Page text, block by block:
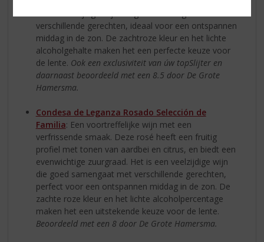
verschillende gerechten, ideaal voor een ontspannen
middag in de zon. De zachtroze kleur en het lichte
alcoholgehalte maken het een perfecte keuze voor
de lente. Ook een exclusiviteit van úw topSlijter en
daarnaast beoordeeld met een 8.5 door De Grote
Hamersma.
Condesa de Leganza Rosado Selección de
Familia: Een voortreffelijke wijn met een
verfrissende smaak. Deze rosé heeft een fruitig
profiel met tonen van aardbei en citrus, en biedt een
evenwichtige zuurgraad. Het is een veelzijdige wijn
die goed samengaat met verschillende gerechten,
perfect voor een ontspannen middag in de zon. De
zachte roze kleur en het lichte alcoholpercentage
maken het een uitstekende keuze voor de lente.
Beoordeeld met een 8 door De Grote Hamersma.